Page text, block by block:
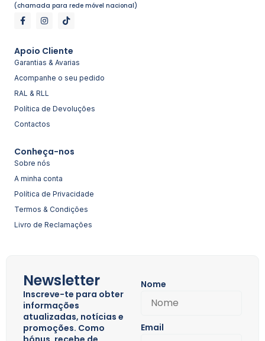
(chamada para rede móvel nacional)
Apoio Cliente
Garantias & Avarias
Acompanhe o seu pedido
RAL & RLL
Política de Devoluções
Contactos
Conheça-nos
Sobre nós
A minha conta
Política de Privacidade
Termos & Condições
Livro de Reclamações
Newsletter
Inscreve-te para obter
informações
atualizadas, notícias e
promoções. Como
Nome
Email